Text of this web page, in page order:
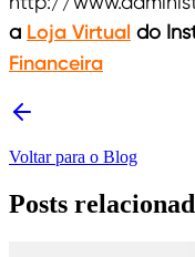
a Loja Virtual do
Financeira
Voltar para o Blog
Posts